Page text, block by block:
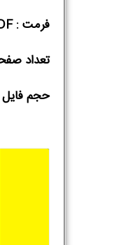
فرمت : PDF
تعداد صفحه
حجم فایل :‌ 22